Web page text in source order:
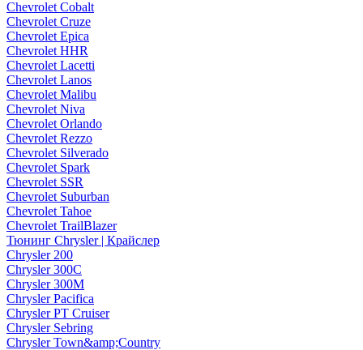
Chevrolet Cobalt
Chevrolet Cruze
Chevrolet Epica
Chevrolet HHR
Chevrolet Lacetti
Chevrolet Lanos
Chevrolet Malibu
Chevrolet Niva
Chevrolet Orlando
Chevrolet Rezzo
Chevrolet Silverado
Chevrolet Spark
Chevrolet SSR
Chevrolet Suburban
Chevrolet Tahoe
Chevrolet TrailBlazer
Тюнинг Chrysler | Крайслер
Chrysler 200
Chrysler 300C
Chrysler 300M
Chrysler Pacifica
Chrysler PT Cruiser
Chrysler Sebring
Chrysler Town&amp;Country